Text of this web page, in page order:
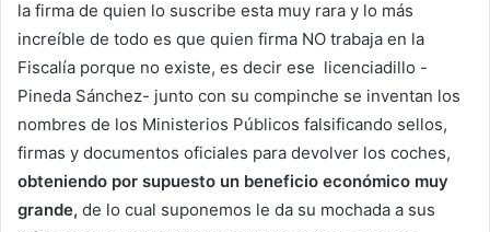
la firma de quien lo suscribe esta muy rara y lo más
increíble de todo es que quien firma NO trabaja en la
Fiscalía porque no existe, es decir ese licenciadillo -
Pineda Sánchez- junto con su compinche se inventan los
nombres de los Ministerios Públicos falsificando sellos,
firmas y documentos oficiales para devolver los coches,
obteniendo por supuesto un beneficio económico muy
grande, de lo cual suponemos le da su mochada a sus